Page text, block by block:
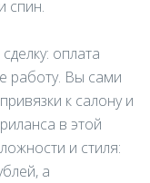
спин.
оплата
работу. Вы сами
к салону и
в этой
и стиля:
а